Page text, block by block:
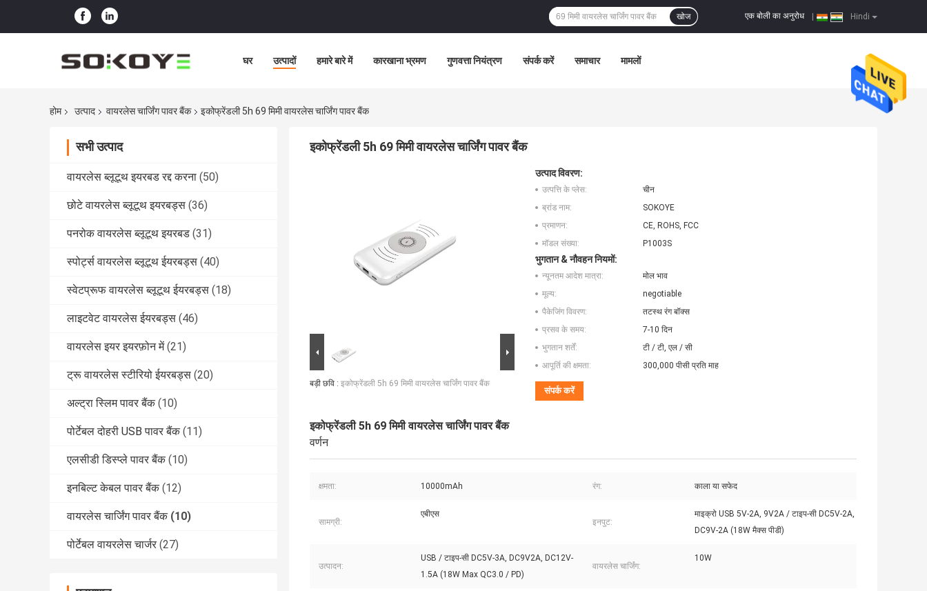
Hindi
एक बोली का अनुरोध
खोज
घर उत्पादों हमारे बारे में कारखाना भ्रमण गुणवत्ता नियंत्रण संपर्क करें समाचार मामलों
होम उत्पाद वायरलेस चार्जिंग पावर बैंक इकोफ्रेंडली 5h 69 मिमी वायरलेस चार्जिंग पावर बैंक
सभी उत्पाद
वायरलेस ब्लूटूथ इयरबड रद्द करना (50)
छोटे वायरलेस ब्लूटूथ इयरबड्स (36)
पनरोक वायरलेस ब्लूटूथ इयरबड (31)
स्पोर्ट्स वायरलेस ब्लूटूथ ईयरबड्स (40)
स्वेटप्रूफ वायरलेस ब्लूटूथ ईयरबड्स (18)
लाइटवेट वायरलेस ईयरबड्स (46)
वायरलेस इयर इयरफ़ोन में (21)
ट्रू वायरलेस स्टीरियो ईयरबड्स (20)
अल्ट्रा स्लिम पावर बैंक (10)
पोर्टेबल दोहरी USB पावर बैंक (11)
एलसीडी डिस्प्ले पावर बैंक (10)
इनबिल्ट केबल पावर बैंक (12)
वायरलेस चार्जिंग पावर बैंक (10)
पोर्टेबल वायरलेस चार्जर (27)
इकोफ्रेंडली 5h 69 मिमी वायरलेस चार्जिंग पावर बैंक
बड़ी छवि : इकोफ्रेंडली 5h 69 मिमी वायरलेस चार्जिंग पावर बैंक
उत्पाद विवरण:
उत्पत्ति के प्लेस:
चीन
ब्रांड नाम:
SOKOYE
प्रमाणन:
CE, ROHS, FCC
मॉडल संख्या:
P1003S
भुगतान & नौवहन नियमों:
न्यूनतम आदेश मात्रा:
मोल भाव
मूल्य:
negotiable
पैकेजिंग विवरण:
तटस्थ रंग बॉक्स
प्रसव के समय:
7-10 दिन
भुगतान शर्तें:
टी / टी, एल / सी
आपूर्ति की क्षमता:
300,000 पीसी प्रति माह
संपर्क करें
इकोफ्रेंडली 5h 69 मिमी वायरलेस चार्जिंग पावर बैंक
वर्णन
क्षमता: 10000mAh रंग: काला या सफेद
सामग्री:
एबीएस
इनपुट:
माइक्रो USB 5V-2A, 9V2A / टाइप-सी DC5V-2A,
DC9V-2A (18W मैक्स पीडी)
उत्पादन:
USB / टाइप-सी DC5V-3A, DC9V2A, DC12V-
1.5A (18W Max QC3.0 / PD)
वायरलेस चार्जिंग:
10W